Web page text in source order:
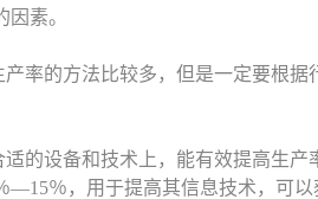
素。
率的方法比较多，但是一定要根据
适的设备和技术上，能有效提高生
—15％，用于提高其信息技术，可